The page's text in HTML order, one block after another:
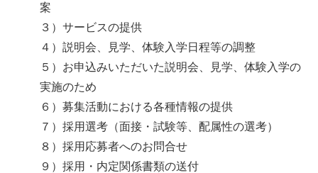
案
３）サービスの提供
４）説明会、見学、体験入学日程等の調整
５）お申込みいただいた説明会、見学、体験入学の
実施のため
６）募集活動における各種情報の提供
７）採用選考（面接・試験等、配属性の選考）
８）採用応募者へのお問合せ
９）採用・内定関係書類の送付